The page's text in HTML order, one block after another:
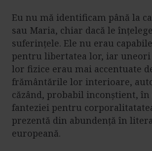
Eu nu mă identificam până la
sau Maria, chiar dacă le
suferințele. Ele nu erau
pentru libertatea lor, iar
lor fizice erau mai accentuate
frământările lor interioare,
căzând, probabil inconștient, în
fanteziei pentru
prezentă din abundență în
europeană.